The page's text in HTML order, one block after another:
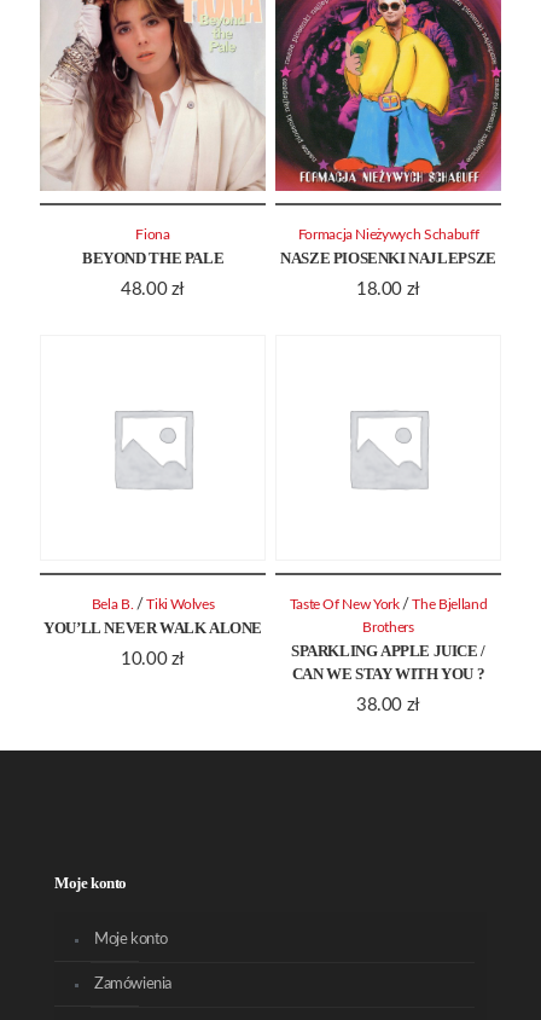
BEYOND THE PALE
48.00 zł
Fiona
NASZE PIOSENKI NAJLEPSZE
18.00 zł
Formacja Nieżywych Schabuff
YOU’LL NEVER WALK ALONE
10.00 zł
Bela B. /Tiki Wolves
SPARKLING APPLE JUICE /
CAN WE STAY WITH YOU ?
38.00 zł
Taste Of New York /The Bjelland
Brothers
Moje konto
Moje konto
Zamówienia